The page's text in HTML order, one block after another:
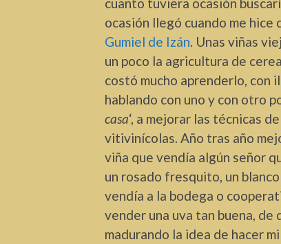
ocasión llegó cuando me hice
Gumiel de Izán . Unas viñas
un poco la agricultura de
costó mucho aprenderlo, con
hablando con uno y con otro
casa‘, a mejorar las técnicas
vitivinícolas. Año tras año
viña que vendía algún señor
un rosado fresquito, un
vendía a la bodega o
vender una uva tan buena, de
madurando la idea de hacer